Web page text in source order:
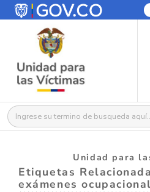
Buscar:
Unidad para
Etiquetas
exámenes